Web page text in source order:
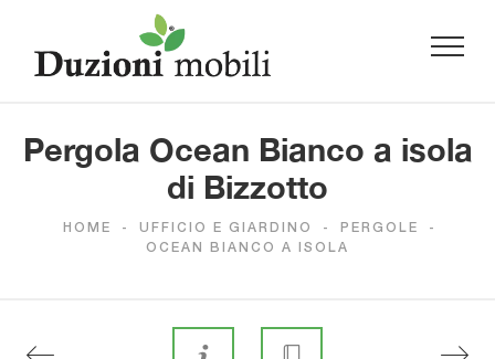
Pergola Ocean Bianco a isola
di Bizzotto
HOME - UFFICIO E GIARDINO - PERGOLE
-
OCEAN BIANCO A ISOLA